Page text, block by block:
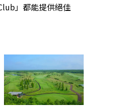
」都能提供絕佳